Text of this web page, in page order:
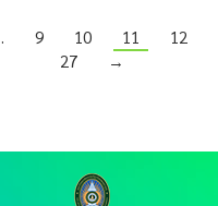
9 10 11 12
27
→